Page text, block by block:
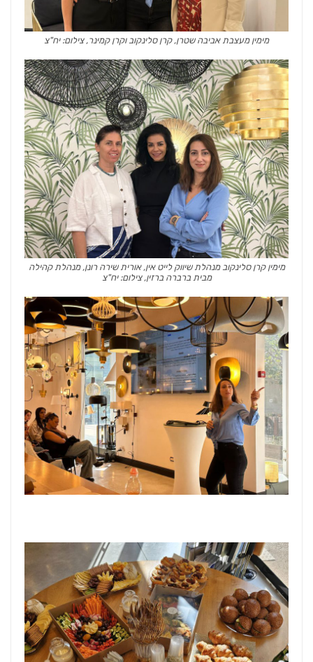
מימין מעצבת אביבה שטרן, קרן סלינקוב וקרן קמינר, צילום: יח"צ
מימין קרן סלינקוב מנהלת שיווק לייט אין, אורית שירה רונן, מנהלת קהילה
מבית ברברה ברזין, צילום: יח"צ